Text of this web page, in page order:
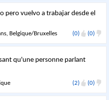
pero vuelvo a trabajar desde el
Belgique/Bruxelles (0) (0)
qu'une personne parlant
(2) (0)